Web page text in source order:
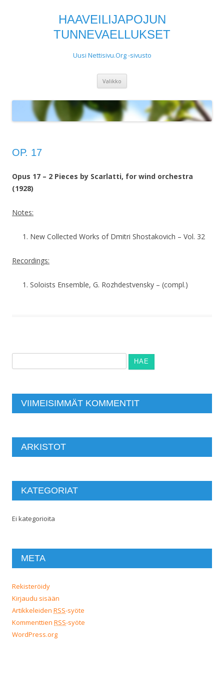
HAAVEILIJAPOJUN
TUNNEVAELLUKSET
Uusi Nettisivu.Org -sivusto
Valikko
OP. 17
Opus 17 – 2 Pieces by Scarlatti, for wind orchestra
(1928)
Notes:
New Collected Works of Dmitri Shostakovich – Vol. 32
Recordings:
Soloists Ensemble, G. Rozhdestvensky – (compl.)
VIIMEISIMMÄT KOMMENTIT
ARKISTOT
KATEGORIAT
Ei kategorioita
META
Rekisteröidy
Kirjaudu sisään
Artikkeleiden RSS-syöte
Kommenttien RSS-syöte
WordPress.org